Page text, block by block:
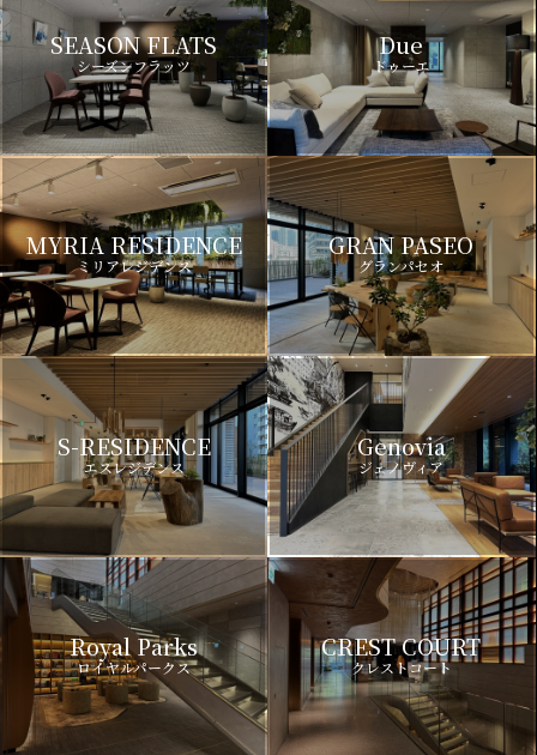
SEASON FLATS
シーズンフラッツ
Due
ドゥーエ
MYRIA RESIDENCE
ミリアレジデンス
GRAN PASEO
グランパセオ
S-RESIDENCE
エスレジデンス
Genovia
ジェノヴィア
Royal Parks
ロイヤルパークス
CREST COURT
クレストコート